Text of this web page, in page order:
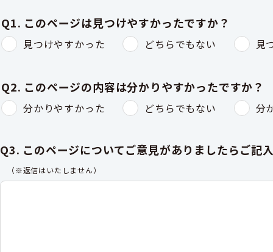
Q1. このページは見つけやすかったですか？
見つけやすかった どちらでもない 見
Q2. このページの内容は分かりやすかったですか？
分かりやすかった どちらでもない 分
Q3. このページについてご意見がありましたらご記
（※返信はいたしません）